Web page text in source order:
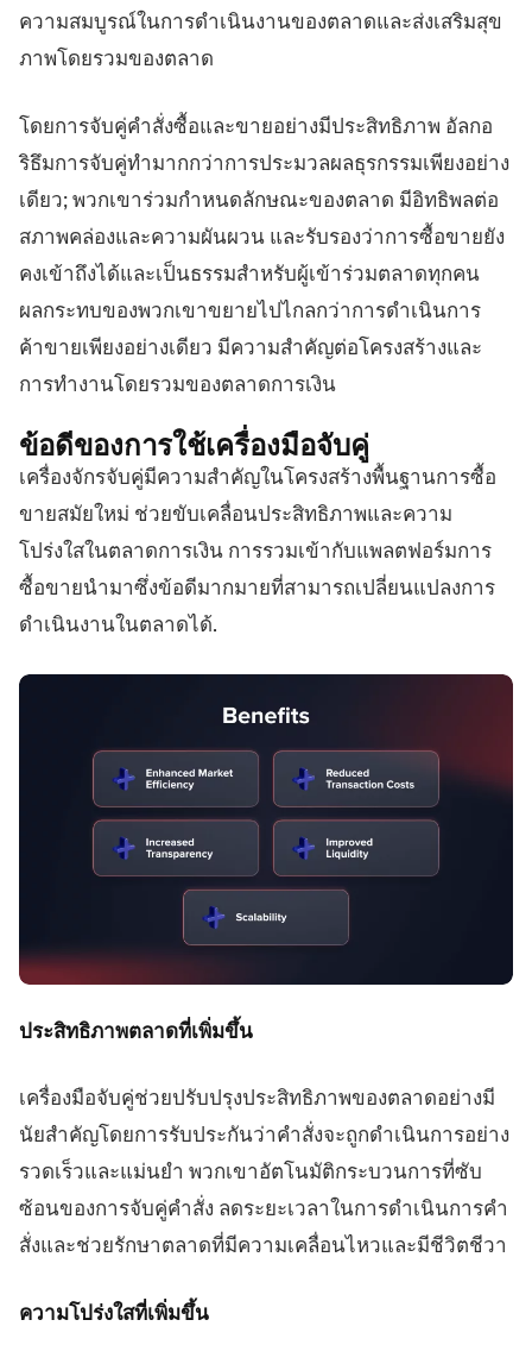
ความสมบูรณ์ในการดำเนินงานของตลาดและส่งเสริมสุข
ภาพโดยรวมของตลาด
โดยการจับคู่คำสั่งซื้อและขายอย่างมีประสิทธิภาพ อัลกอ
ริธึมการจับคู่ทำมากกว่าการประมวลผลธุรกรรมเพียงอย่าง
เดียว; พวกเขาร่วมกำหนดลักษณะของตลาด มีอิทธิพลต่อ
สภาพคล่องและความผันผวน และรับรองว่าการซื้อขายยัง
คงเข้าถึงได้และเป็นธรรมสำหรับผู้เข้าร่วมตลาดทุกคน
ผลกระทบของพวกเขาขยายไปไกลกว่าการดำเนินการ
ค้าขายเพียงอย่างเดียว มีความสำคัญต่อโครงสร้างและ
การทำงานโดยรวมของตลาดการเงิน
ข้อดีของการใช้เครื่องมือจับคู่
เครื่องจักรจับคู่มีความสำคัญในโครงสร้างพื้นฐานการซื้อ
ขายสมัยใหม่ ช่วยขับเคลื่อนประสิทธิภาพและความ
โปร่งใสในตลาดการเงิน การรวมเข้ากับแพลตฟอร์มการ
ซื้อขายนำมาซึ่งข้อดีมากมายที่สามารถเปลี่ยนแปลงการ
ดำเนินงานในตลาดได้.
ประสิทธิภาพตลาดที่เพิ่มขึ้น
เครื่องมือจับคู่ช่วยปรับปรุงประสิทธิภาพของตลาดอย่างมี
นัยสำคัญโดยการรับประกันว่าคำสั่งจะถูกดำเนินการอย่าง
รวดเร็วและแม่นยำ พวกเขาอัตโนมัติกระบวนการที่ซับ
ซ้อนของการจับคู่คำสั่ง ลดระยะเวลาในการดำเนินการคำ
สั่งและช่วยรักษาตลาดที่มีความเคลื่อนไหวและมีชีวิตชีวา
ความโปร่งใสที่เพิ่มขึ้น